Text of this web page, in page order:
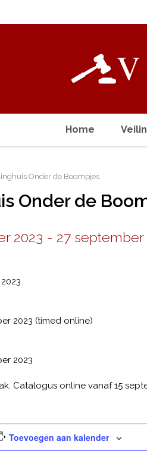
Home
Onder de Boompjes
Onder de
2023 - 27 september
2023 (timed online)
2023
Catalogus online vanaf 15
Toevoegen aan kalender